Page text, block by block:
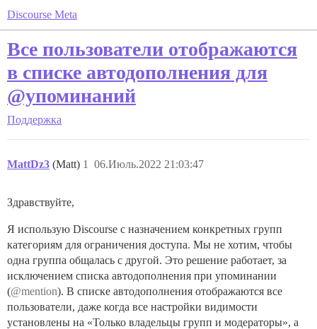
Discourse Meta
Все пользователи отображаются
в списке автодополнения для
@упоминаний
Поддержка
MattDz3 (Matt) 06.Июль.2022 21:03:47
1
Здравствуйте,
Я использую Discourse с назначением конкретных групп
категориям для ограничения доступа. Мы не хотим, чтобы
одна группа общалась с другой. Это решение работает, за
исключением списка автодополнения при упоминании
(@mention). В списке автодополнения отображаются все
пользователи, даже когда все настройки видимости
установлены на «Только владельцы групп и модераторы», а